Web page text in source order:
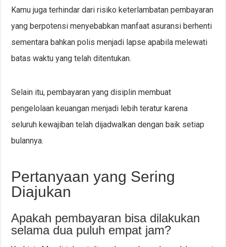
Kamu juga terhindar dari risiko keterlambatan pembayaran
yang berpotensi menyebabkan manfaat asuransi berhenti
sementara bahkan polis menjadi lapse apabila melewati
batas waktu yang telah ditentukan.
Selain itu, pembayaran yang disiplin membuat
pengelolaan keuangan menjadi lebih teratur karena
seluruh kewajiban telah dijadwalkan dengan baik setiap
bulannya.
Pertanyaan yang Sering
Diajukan
Apakah pembayaran bisa dilakukan
selama dua puluh empat jam?